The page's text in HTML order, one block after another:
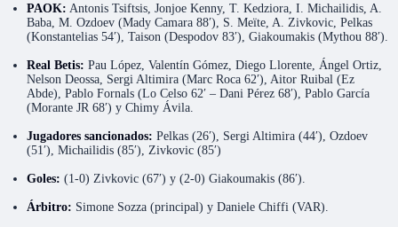
PAOK: Antonis Tsiftsis, Jonjoe Kenny, T. Kedziora, I. Michailidis, A.
Baba, M. Ozdoev (Mady Camara 88′), S. Meïte, A. Zivkovic, Pelkas
(Konstantelias 54′), Taison (Despodov 83′), Giakoumakis (Mythou 88′).
Real Betis: Pau López, Valentín Gómez, Diego Llorente, Ángel Ortiz,
Nelson Deossa, Sergi Altimira (Marc Roca 62′), Aitor Ruibal (Ez
Abde), Pablo Fornals (Lo Celso 62′ – Dani Pérez 68′), Pablo García
(Morante JR 68′) y Chimy Ávila.
Jugadores sancionados:Pelkas (26′), Sergi Altimira (44′), Ozdoev
(51′), Michailidis (85′), Zivkovic (85′)
Goles:(1-0) Zivkovic (67′) y (2-0) Giakoumakis (86′).
Árbitro: Simone Sozza (principal) y Daniele Chiffi (VAR).